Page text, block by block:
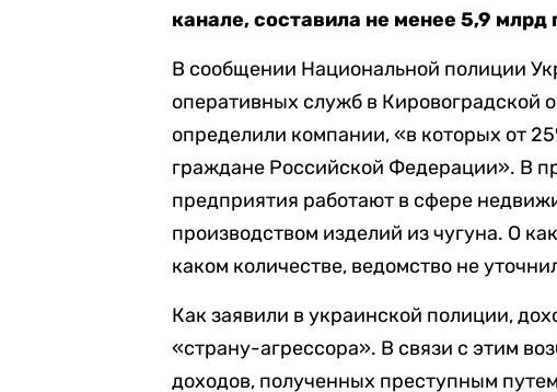
канале, составила не менее 5,9
В сообщении Национальной полиции
оперативных служб в Кировоградской
определили компании, «в которых от
граждане Российской Федерации». В
предприятия работают в сфере
производством изделий из чугуна. О
каком количестве, ведомство не
Как заявили в украинской полиции,
«страну-агрессора». В связи с этим
доходов, полученных преступным